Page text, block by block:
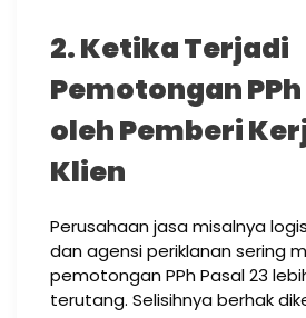
2. Ketika Terjadi
Pemotongan
oleh Pemberi
Klien
Perusahaan jasa misalnya
dan agensi periklanan sering
pemotongan PPh Pasal 23
terutang. Selisihnya berhak